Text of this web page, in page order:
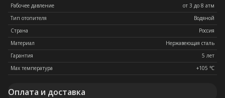
Рабочее давление
от 3 до 8 атм
Тип отопителя
Водяной
Страна
Россия
Материал
Нержавеющая сталь
Гарантия
5 лет
Max температура
+105 ℃
Оплата и доставка